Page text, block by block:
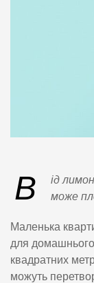
В
ід
може
Маленька
для домашнього
квадратних
можуть